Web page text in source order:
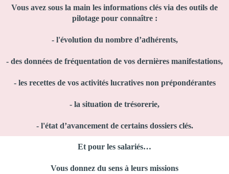
Vous avez sous la main les informations clés via des outils de
pilotage pour connaître :
- l'évolution du nombre d’adhérents,
- des données de fréquentation de vos dernières manifestations,
- les recettes de vos activités lucratives non prépondérantes
- la situation de trésorerie,
- l'état d’avancement de certains dossiers clés.
Et pour les salariés…
Vous donnez du sens à leurs missions